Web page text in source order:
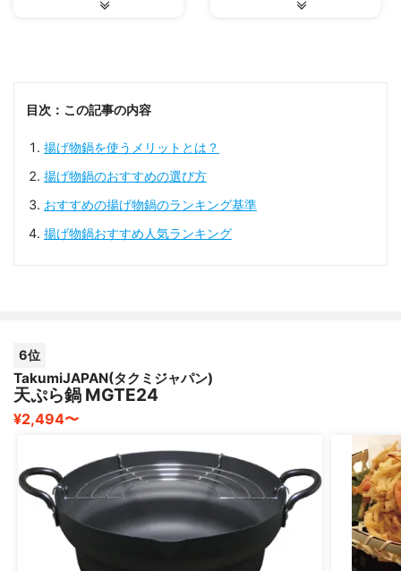
目次：この記事の内容
揚げ物鍋を使うメリットとは？
揚げ物鍋のおすすめの選び方
おすすめの揚げ物鍋のランキング基準
揚げ物鍋おすすめ人気ランキング
6位
TakumiJAPAN(タクミジャパン)
天ぷら鍋 MGTE24
¥2,494〜